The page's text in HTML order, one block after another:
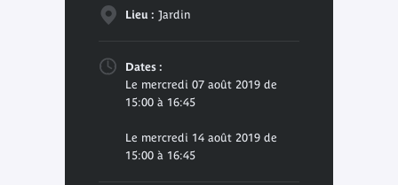
Lieu : Jardin
Dates :
Le mercredi 07 août 2019 de
15:00 à 16:45
Le mercredi 14 août 2019 de
15:00 à 16:45